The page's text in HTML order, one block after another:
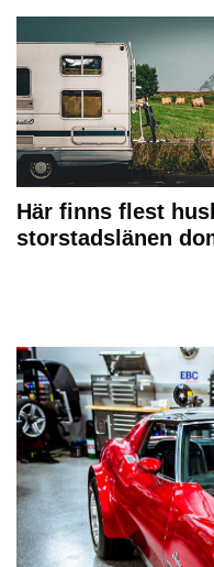
Här finns flest
storstadslänen